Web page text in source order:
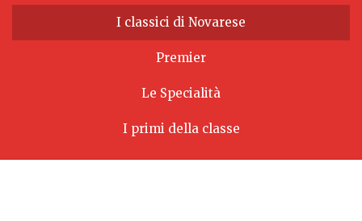
I classici di Novarese
Premier
Le Specialità
I primi della classe